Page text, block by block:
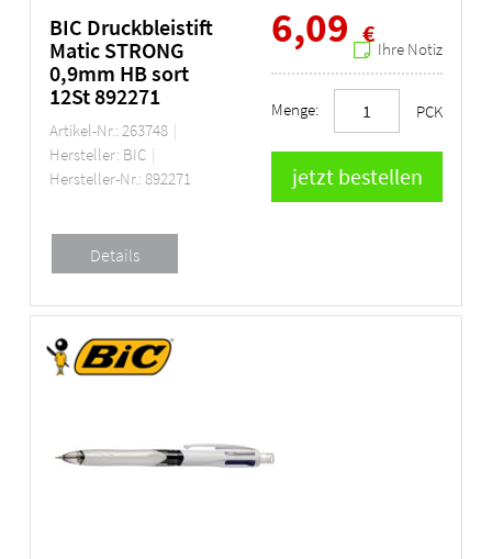
BIC Druckbleistift
Matic STRONG
0,9mm HB sort
12St 892271
Artikel-Nr.: 263748
Hersteller: BIC
Hersteller-Nr.: 892271
6,09 €
Ihre Notiz
Menge: PCK